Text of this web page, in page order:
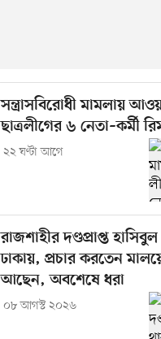
সন্ত্রাসবিরোধী মামলায়
ছাত্রলীগের ৬ নেতা–কর্মী
২২ ঘণ্টা আগে
রাজশাহীর দণ্ডপ্রাপ্ত
ঢাকায়, প্রচার করতেন
আছেন, অবশেষে ধরা
০৮ আগস্ট ২০২৬